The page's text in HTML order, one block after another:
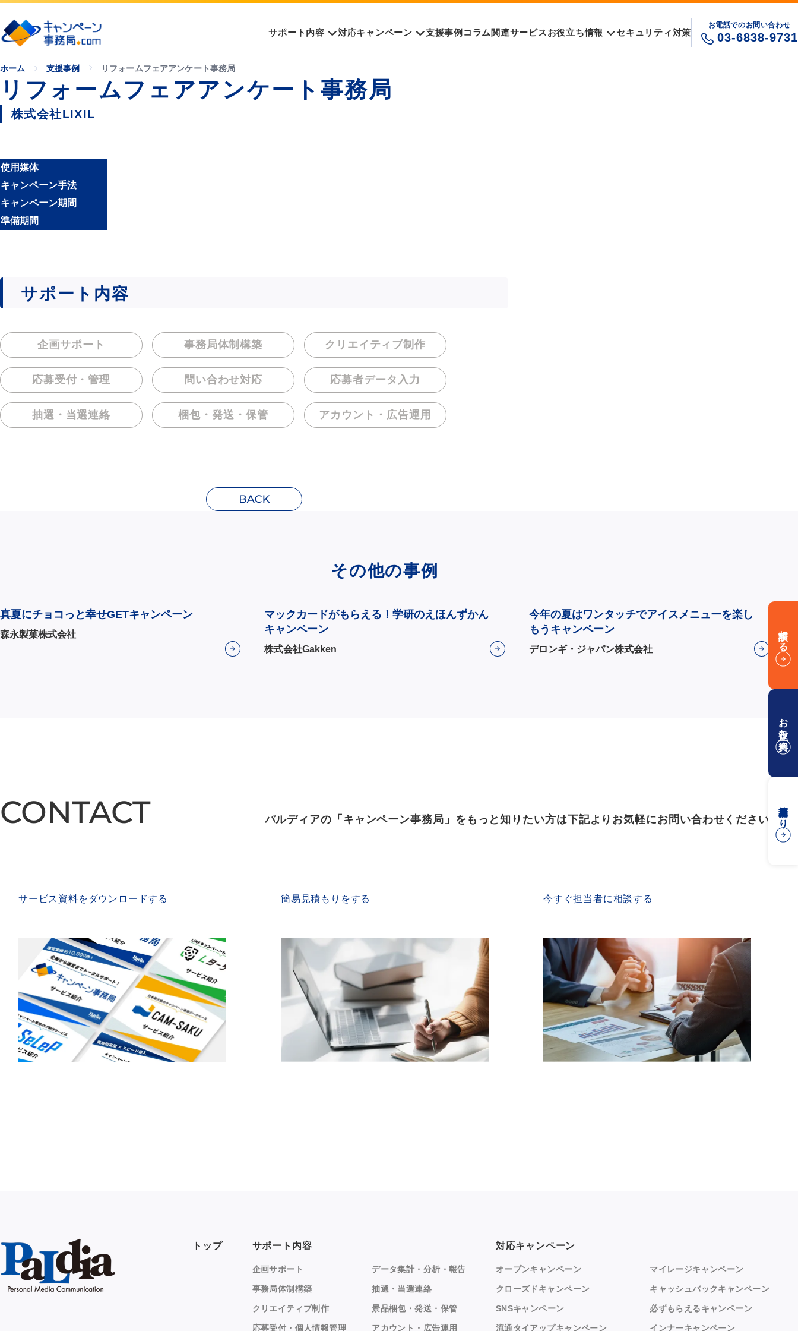
サポート内容 対応キャンペーン 支援事例 コラム 関連サービスお役立ち情報 セキュリティ対策
お電話でのお問い合わせ
03-6838-9731
ホーム 支援事例 リフォームフェアアンケート事務局
リフォームフェアアンケート事務局
株式会社LIXIL
使用媒体
キャンペーン手法
キャンペーン期間
準備期間
サポート内容
企画サポート 事務局体制構築 クリエイティブ制作
応募受付・管理 問い合わせ対応 応募者データ入力
抽選・当選連絡 梱包・発送・保管 アカウント・ 広告運用
その他の事例
真夏にチョコっと幸せGETキャンペーン
森永製菓株式会社
マックカードがもらえる！学研のえほんずかん
キャンペーン
株式会社Gakken
今年の夏はワンタッチでアイスメニューを楽し
もうキャンペーン
デロンギ・ジャパン株式会社
CONTACT
CONTACT パルディアの「キャンペーン事務局」をもっと知りたい方は下記よりお気軽にお問い合わせください
サービス資料をダウンロードする 簡易見積もりをする 今すぐ担当者に相談する
トップ サポート内容
企画サポート
事務局体制構築
クリエイティブ制作
応募受付・個人情報管理
データ集計・分析・報告
抽選・当選連絡
景品梱包・発送・保管
アカウント・広告運用
対応キャンペーン
オープンキャンペーン
クローズドキャンペーン
SNSキャンペーン
流通タイアップキャンペーン
マイレージキャンペーン
キャッシュバックキャンペーン
必ずもらえるキャンペーン
インナーキャンペーン
相談する
お役立ち資料
簡易見積もり